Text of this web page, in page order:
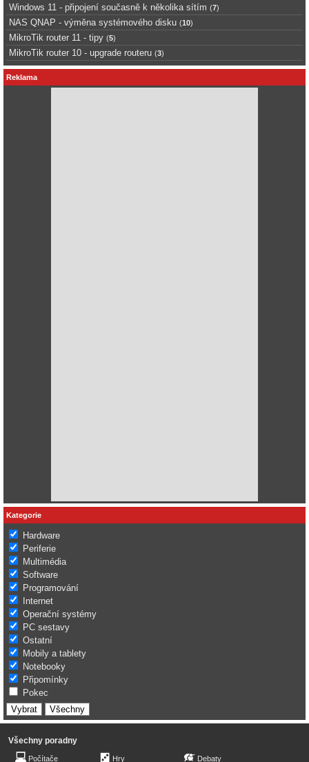
Windows 11 - připojení současně k několika sítím (7)
NAS QNAP - výměna systémového disku (10)
MikroTik router 11 - tipy (5)
MikroTik router 10 - upgrade routeru (3)
Reklama
Kategorie
Hardware
Periferie
Multimédia
Software
Programování
Internet
Operační systémy
PC sestavy
Ostatní
Mobily a tablety
Notebooky
Připomínky
Pokec
Všechny poradny
Počítače Hry Debaty